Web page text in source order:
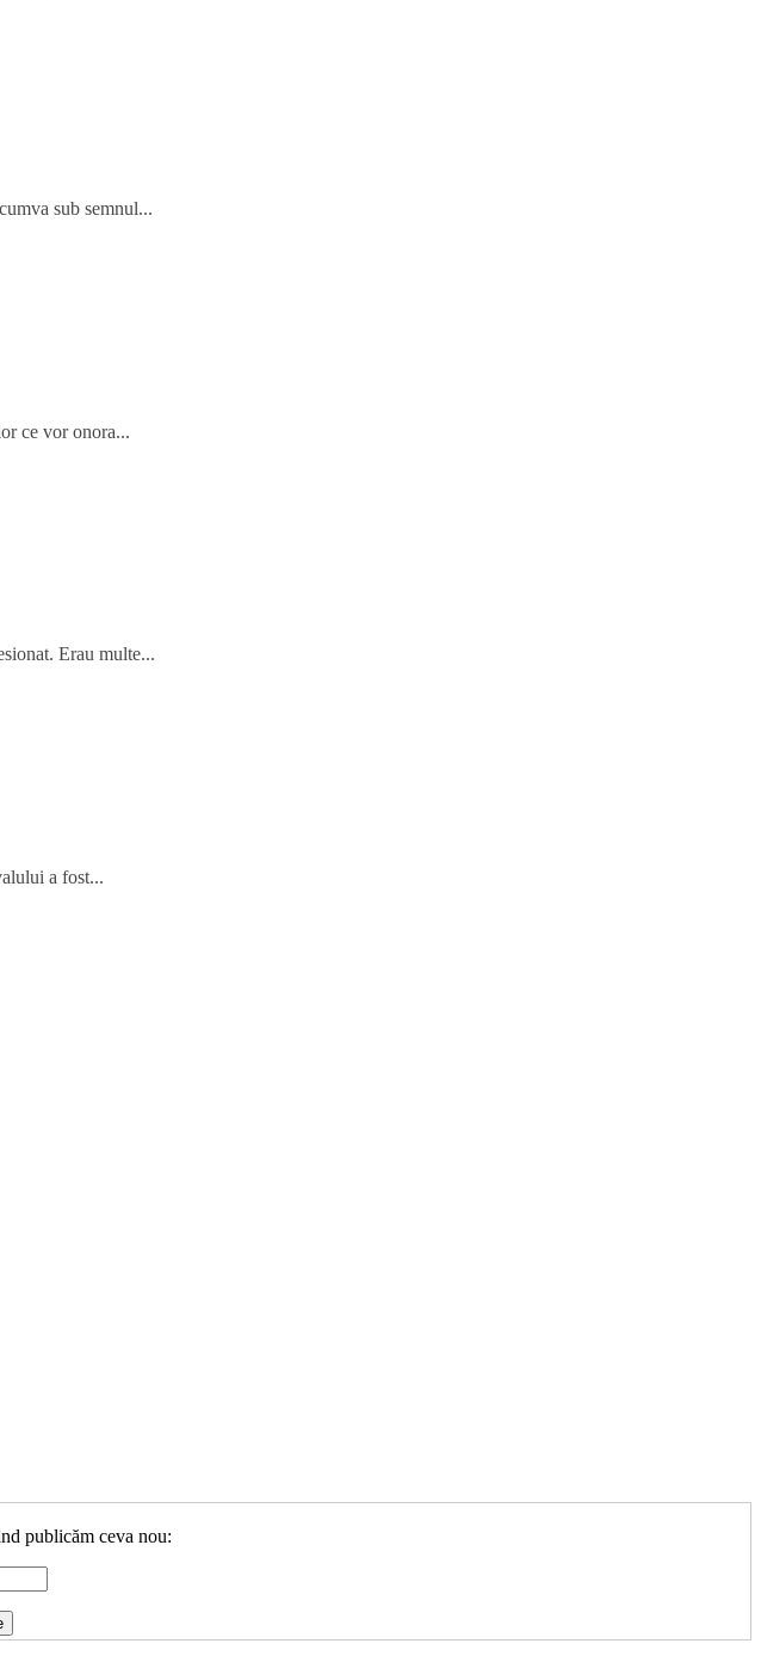
sub semnul...
ce vor onora...
Erau multe...
a fost...
publicăm ceva nou: